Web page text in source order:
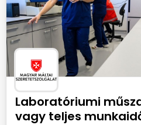
Laboratóriumi
vagy teljes